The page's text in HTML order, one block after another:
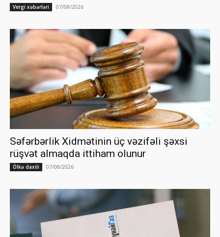
Vergi xəbərləri 07/08/2026
Səfərbərlik Xidmətinin üç vəzifəli şəxsi
rüşvət almaqda ittiham olunur
Ölkə daxili 07/08/2026